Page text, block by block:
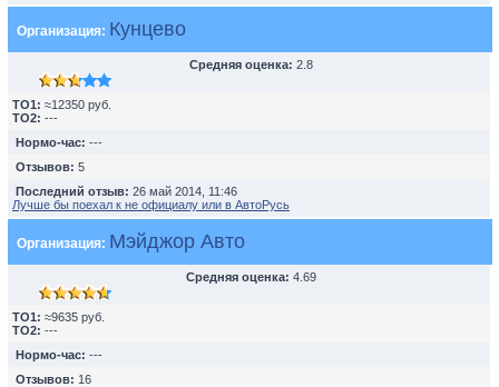
Организация: Кунцево
Средняя оценка: 2.8
TO1: ≈12350 руб.
TO2: ---
Нормо-час: ---
Отзывов: 5
Последний отзыв: 26 май 2014, 11:46
Лучше бы поехал к не официалу или в АвтоРусь
Организация: Мэйджор Авто
Средняя оценка: 4.69
TO1: ≈9635 руб.
TO2: ---
Нормо-час: ---
Отзывов: 16